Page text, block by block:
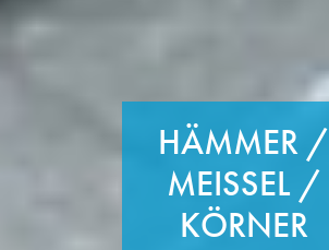
HÄMMER /
MEISSEL / K
ÖRNER